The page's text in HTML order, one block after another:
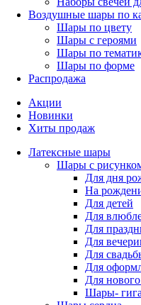
Воздушные шары по
Шары по цвету
Шары с героями
Шары по
Шары по форме
Распродажа
Акции
Новинки
Хиты продаж
Латексные шары
Шары с
Для дня
На
Для детей
Для
Для
Для
Для
Для
Для нового
Шары-